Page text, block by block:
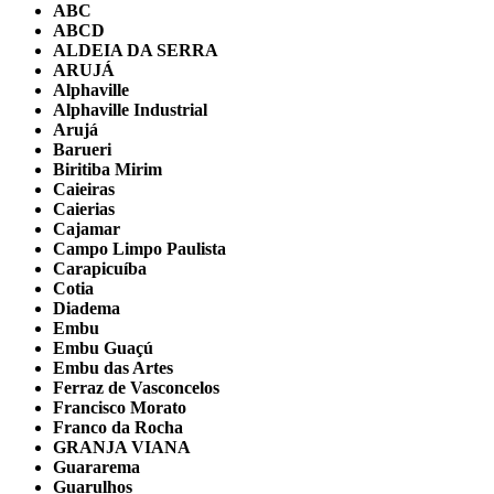
ABC
ABCD
ALDEIA DA SERRA
ARUJÁ
Alphaville
Alphaville Industrial
Arujá
Barueri
Biritiba Mirim
Caieiras
Caierias
Cajamar
Campo Limpo Paulista
Carapicuíba
Cotia
Diadema
Embu
Embu Guaçú
Embu das Artes
Ferraz de Vasconcelos
Francisco Morato
Franco da Rocha
GRANJA VIANA
Guararema
Guarulhos